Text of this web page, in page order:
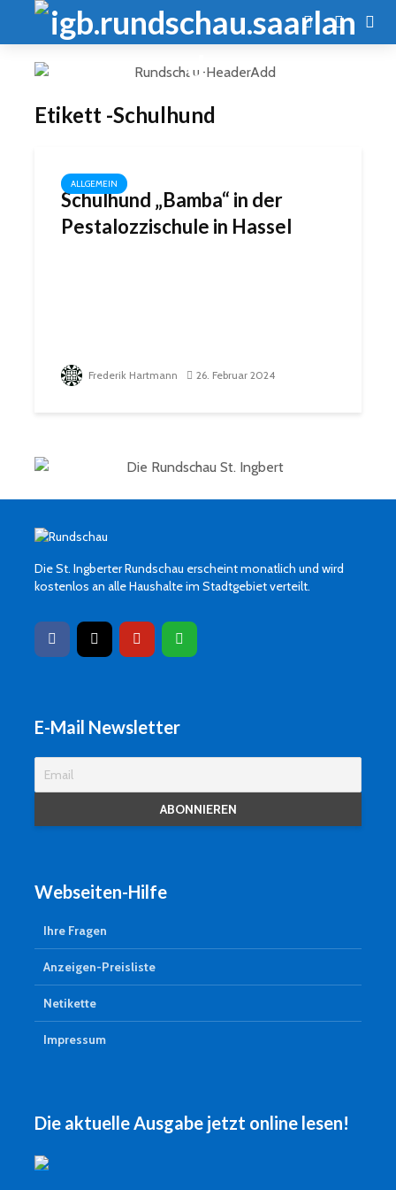
Etikett -Schulhund
ALLGEMEIN
Schulhund „Bamba“ in der
Pestalozzischule in Hassel
Frederik Hartmann 26. Februar 2024
Die St. Ingberter Rundschau erscheint monatlich und wird
kostenlos an alle Haushalte im Stadtgebiet verteilt.
E-Mail Newsletter
Webseiten-Hilfe
Ihre Fragen
Anzeigen-Preisliste
Netikette
Impressum
Die aktuelle Ausgabe jetzt online lesen!